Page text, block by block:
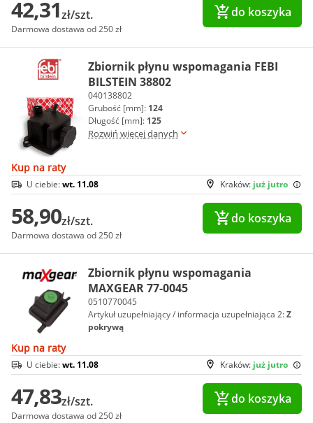
42,31zł/szt.
Darmowa dostawa od 250 zł
do koszyka
Zbiornik płynu wspomagania FEBI
BILSTEIN 38802
040138802
Grubość [mm]: 124
Długość [mm]: 125
Rozwiń więcej danych
Kup na raty
Kraków: już jutro
U ciebie:wt. 11.08
58,90zł/szt.
Darmowa dostawa od 250 zł
do koszyka
Zbiornik płynu wspomagania
MAXGEAR 77-0045
0510770045
Artykuł uzupełniający / informacja uzupełniająca 2:Z
pokrywą
Kup na raty
Kraków: już jutro
U ciebie:wt. 11.08
47,83zł/szt.
Darmowa dostawa od 250 zł
do koszyka